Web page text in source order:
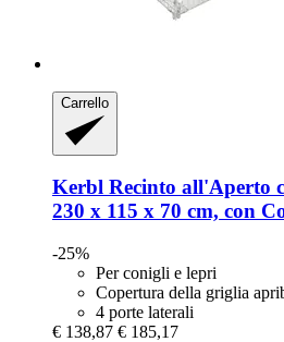
Carrello
Kerbl Recinto all'Aperto
230 x 115 x 70 cm, con
-25%
Per conigli e lepri
Copertura della griglia
4 porte laterali
€ 138,87 € 185,17